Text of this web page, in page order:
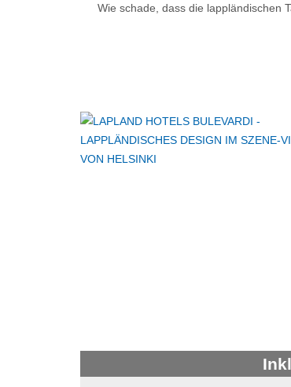
Wie schade, dass die lappländischen